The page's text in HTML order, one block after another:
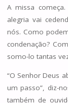
A missa
alegria vai
nós. Como
condenação?
somo-lo tantas
“O Senhor Deus
um passo”, diz-
também de